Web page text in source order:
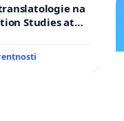
na
Studies at